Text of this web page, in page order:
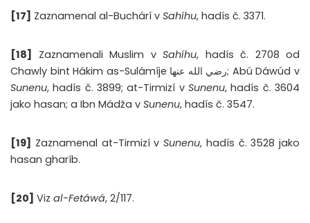
[17] Zaznamenal al-Buchárí v Sahíhu, hadís č. 3371.
[18] Zaznamenali Muslim v Sahíhu, hadís č. 2708 od
Chawly bint Hákim as-Sulámíje رضي الله عنها; Abú Dáwúd v
Sunenu, hadís č. 3899; at-Tirmizí v Sunenu, hadís č. 3604
jako hasan; a Ibn Mádža v Sunenu, hadís č. 3547.
[19] Zaznamenal at-Tirmizí v Sunenu, hadís č. 3528 jako
hasan gharíb.
[20] Viz al-Fetáwá, 2/117.